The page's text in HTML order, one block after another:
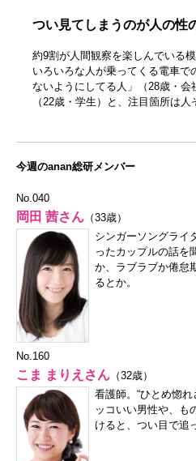
つい見てしまうのが人の性
約9割が人間観察を楽しんでいる
いろいろな人が乗ってくる電車で
ないようにしてる人」（28歳・会
（22歳・学生）と、注目箇所は人
今週のanan総研メンバー
No.040
岡田 茜さん （33歳）
シンガーソングライ
ったカップルの話を
か、ラブラブか倦怠
るとか。
No.160
こま まりえさん （32歳）
看護師。“ひとめ惚
ッコいい男性や、も
けると、つい目で追